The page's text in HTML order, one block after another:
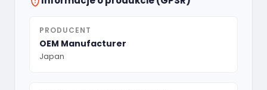
PRODUCENT
OEM Manufacturer
Japan